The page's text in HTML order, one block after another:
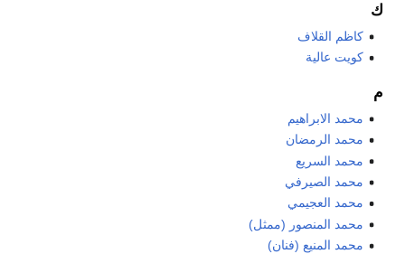
ك
كاظم القلاف
كويت عالية
م
محمد الابراهيم
محمد الرمضان
محمد السريع
محمد الصيرفي
محمد العجيمي
محمد المنصور (ممثل)
محمد المنيع (فنان)